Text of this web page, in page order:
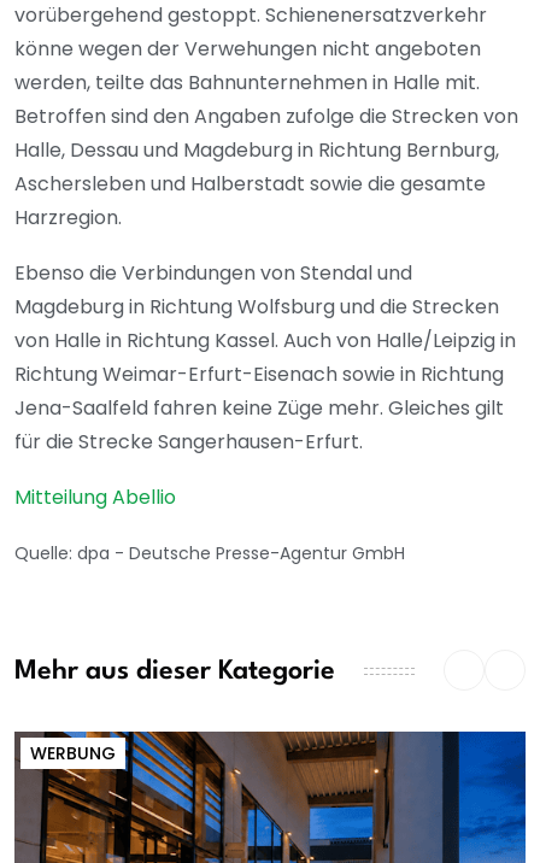
vorübergehend gestoppt. Schienenersatzverkehr
könne wegen der Verwehungen nicht angeboten
werden, teilte das Bahnunternehmen in Halle mit.
Betroffen sind den Angaben zufolge die Strecken von
Halle, Dessau und Magdeburg in Richtung Bernburg,
Aschersleben und Halberstadt sowie die gesamte
Harzregion.
Ebenso die Verbindungen von Stendal und
Magdeburg in Richtung Wolfsburg und die Strecken
von Halle in Richtung Kassel. Auch von Halle/Leipzig in
Richtung Weimar-Erfurt-Eisenach sowie in Richtung
Jena-Saalfeld fahren keine Züge mehr. Gleiches gilt
für die Strecke Sangerhausen-Erfurt.
Mitteilung Abellio
Quelle: dpa - Deutsche Presse-Agentur GmbH
Mehr aus dieser Kategorie
WERBUNG